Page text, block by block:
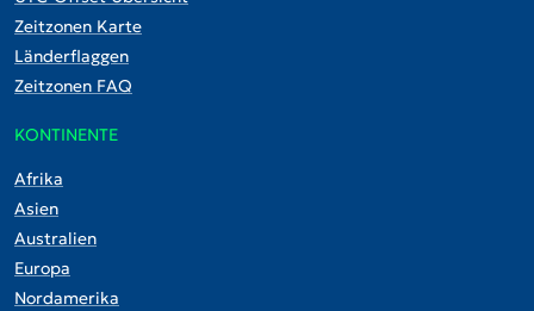
Zeitzonen Karte
Länderflaggen
Zeitzonen FAQ
KONTINENTE
Afrika
Asien
Australien
Europa
Nordamerika